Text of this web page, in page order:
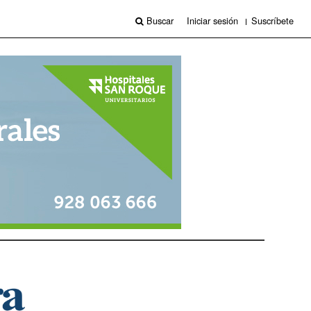
Buscar Iniciar sesión Suscríbete